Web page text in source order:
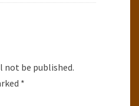
not be published.
*